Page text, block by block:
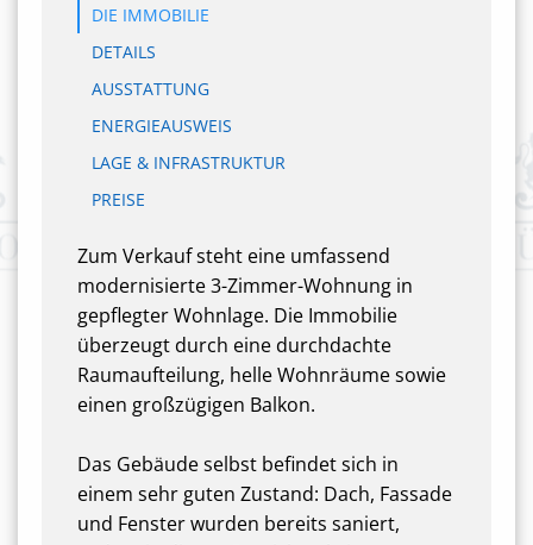
DIE IMMOBILIE
DETAILS
AUSSTATTUNG
ENERGIEAUSWEIS
LAGE & INFRASTRUKTUR
PREISE
Zum Verkauf steht eine umfassend
modernisierte 3-Zimmer-Wohnung in
gepflegter Wohnlage. Die Immobilie
überzeugt durch eine durchdachte
Raumaufteilung, helle Wohnräume sowie
einen großzügigen Balkon.
Das Gebäude selbst befindet sich in
einem sehr guten Zustand: Dach, Fassade
und Fenster wurden bereits saniert,